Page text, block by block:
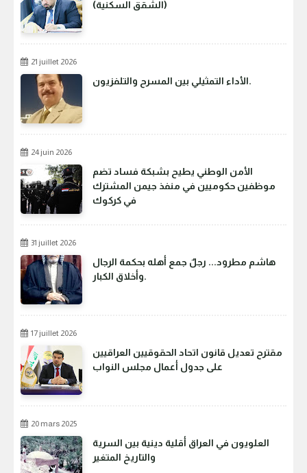
(الشقق السكنية)
21 juillet 2026
الأداء التمثيلي بين المسرح والتلفزيون.
24 juin 2026
الأمن الوطني يطيح بشبكة فساد تضم
موظفين حكوميين في منفذ جيمن المشترك
في كركوك
31 juillet 2026
هاشم مطرود... رجلٌ جمع أهله بحكمة الرجال
وأخلاق الكبار.
17 juillet 2026
مقترح تعديل قانون اتحاد الحقوقيين العراقيين
على جدول أعمال مجلس النواب
20 mars 2025
العلويون في العراق أقلية دينية بين السرية
والتاريخ المتغير